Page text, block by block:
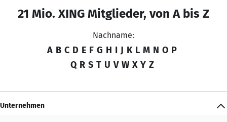
21 Mio. XING Mitglieder, von A bis Z
Nachname:
A B C D E F G H I J K L M N O P
Q R S T U V W X Y Z
Unternehmen